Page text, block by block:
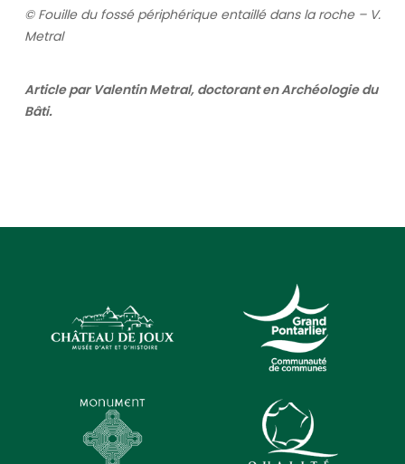
© Fouille du fossé périphérique entaillé dans la roche – V.
Metral
Article par Valentin Metral, doctorant en Archéologie du
Bâti.